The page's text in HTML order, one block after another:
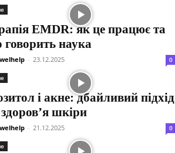
EMDR: як це працює та
наука
- 23.12.2025 0
і акне: дбайливий підхід
шкіри
- 21.12.2025 0